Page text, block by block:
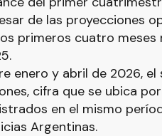
de las proyecciones
primeros cuatro
enero y abril de 2026,
cifra que se ubica
en el mismo
Argentinas.